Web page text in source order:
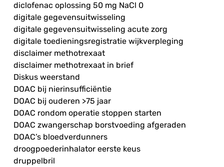
diclofenac oplossing 50 mg NaCl 0
digitale gegevensuitwisseling
digitale gegevensuitwisseling acute zorg
digitale toedieningsregistratie wijkverpleging
disclaimer methotrexaat
disclaimer methotrexaat in brief
Diskus weerstand
DOAC bij nierinsufficiëntie
DOAC bij ouderen >75 jaar
DOAC rondom operatie stoppen starten
DOAC zwangerschap borstvoeding afgeraden
DOAC’s bloedverdunners
droogpoederinhalator eerste keus
druppelbril